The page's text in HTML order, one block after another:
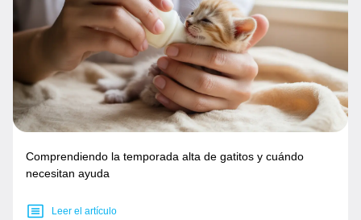
Comprendiendo la temporada alta de gatitos y cuándo
necesitan ayuda
Leer el artículo